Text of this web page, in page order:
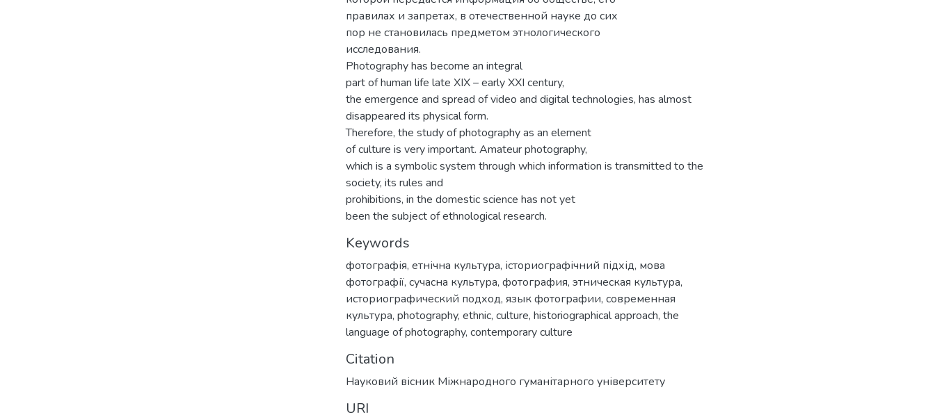
правилах и запретах, в отечественной науке до сих
пор не становилась предметом этнологического
исследования.
Photography has become an integral
part of human life late XIX – early XXI century,
the emergence and spread of video and digital technologies, has almost
disappeared its physical form.
Therefore, the study of photography as an element
of culture is very important. Аmateur photography,
which is a symbolic system through which information is transmitted to the
society, its rules and
prohibitions, in the domestic science has not yet
been the subject of ethnological research.
Keywords
фотографія, етнічна культура, істориографічний підхід, мова
фотографії, сучасна культура, фотография, этническая культура,
историографический подход, язык фотографии, современная
культура, photography, ethnic, culture, historiographical approach, the
language of photography, contemporary culture
Citation
Науковий вісник Міжнародного гуманітарного університету
URI